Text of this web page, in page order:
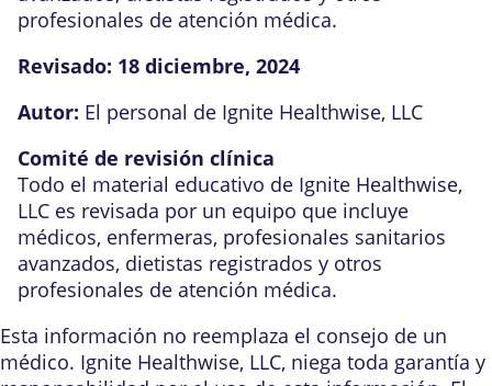
profesionales de atención médica.
Revisado: 18 diciembre, 2024
Autor: El personal de Ignite Healthwise, LLC
Comité de revisión clínica
Todo el material educativo de Ignite Healthwise,
LLC es revisada por un equipo que incluye
médicos, enfermeras, profesionales sanitarios
avanzados, dietistas registrados y otros
profesionales de atención médica.
Esta información no reemplaza el consejo de un
médico. Ignite Healthwise, LLC, niega toda garantía y